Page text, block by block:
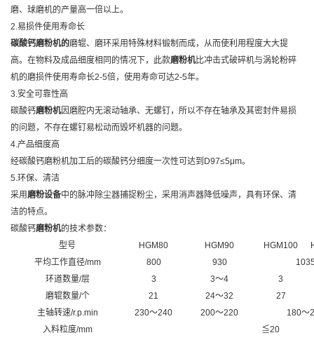
磨、球磨机的产量高一倍以上。
2.易损件使用寿命长
碳酸钙磨粉机的磨辊、磨环采用特殊材料锻制而成，从而使利用程度大大提
高。在物料及成品细度相同的情况下，此款磨粉机比冲击式破碎机与涡轮粉碎
机的磨损件使用寿命长2-5倍，使用寿命可达2-5年。
3.安全可靠性高
碳酸钙磨粉机因磨腔内无滚动轴承、无螺钉，所以不存在轴承及其密封件易损
的问题，不存在螺钉易松动而毁坏机器的问题。
4.产品细度高
经碳酸钙磨粉机加工后的碳酸钙分细度一次性可达到 D97≤5μm。
5.环保、清洁
采用磨粉设备中的脉冲除尘器捕捉粉尘，采用消声器降低噪声，具有环保、清
洁的特点。
碳酸钙磨粉机的技术参数：
型号
HGM80 HGM90 HGM100
平均工作直径/mm
800 930
环道数量/层
3 3～4
3
磨辊数量/个
21 24～32
27
主轴转速/r.p.min
230～240 200～220 180～
入料粒度/mm
≦20